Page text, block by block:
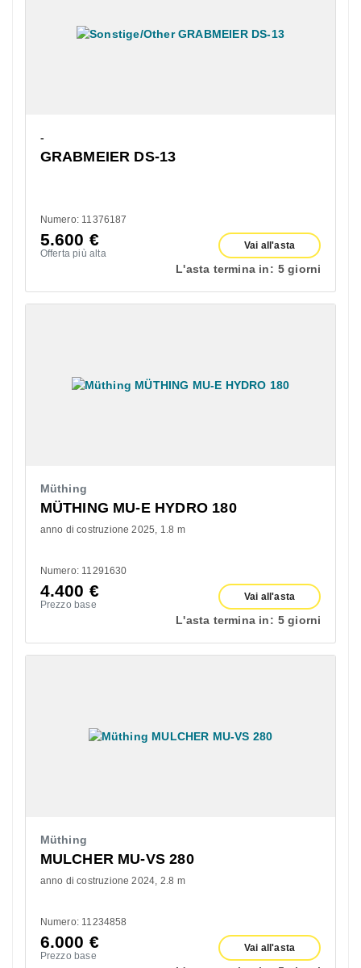
-
GRABMEIER DS-13
Numero: 11376187
5.600 €
Offerta più alta
Vai all'asta
L'asta termina in: 5 giorni
Müthing
MÜTHING MU-E HYDRO 180
anno di costruzione 2025 1.8 m
Numero: 11291630
4.400 €
Prezzo base
Vai all'asta
L'asta termina in: 5 giorni
Müthing
MULCHER MU-VS 280
anno di costruzione 2024 2.8 m
Numero: 11234858
6.000 €
Prezzo base
Vai all'asta